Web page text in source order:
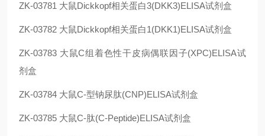
ZK-03781 大鼠Dickkopf相关蛋白3(DKK3)ELISA试剂盒
ZK-03782 大鼠Dickkopf相关蛋白1(DKK1)ELISA试剂盒
ZK-03783 大鼠C组着色性干皮病偶联因子(XPC)ELISA试
剂盒
ZK-03784 大鼠C-型钠尿肽(CNP)ELISA试剂盒
ZK-03785 大鼠C-肽(C-Peptide)ELISA试剂盒